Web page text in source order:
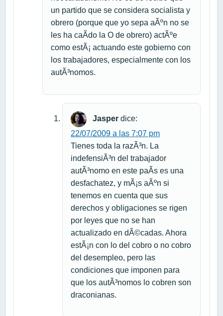
un partido que se considera socialista y
obrero (porque que yo sepa aÃºn no se
les ha caÃ­do la O de obrero) actÃºe
como estÃ¡ actuando este gobierno con
los trabajadores, especialmente con los
autÃ³nomos.
Jasper dice:
22/07/2009 a las 7:07 pm
Tienes toda la razÃ³n. La
indefensiÃ³n del trabajador
autÃ³nomo en este paÃ­s es una
desfachatez, y mÃ¡s aÃºn si
tenemos en cuenta que sus
derechos y obligaciones se rigen
por leyes que no se han
actualizado en dÃ©cadas. Ahora
estÃ¡n con lo del cobro o no cobro
del desempleo, pero las
condiciones que imponen para
que los autÃ³nomos lo cobren son
draconianas.